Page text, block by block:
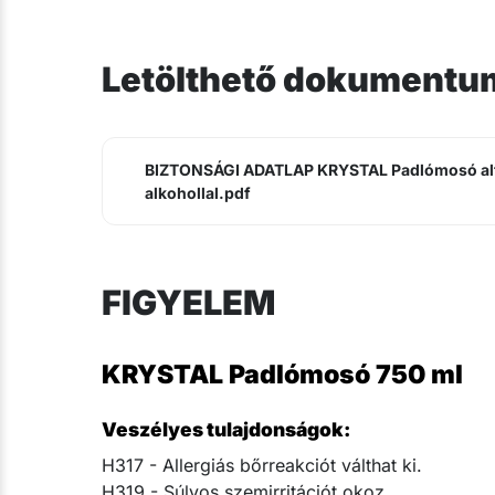
Letölthető
BIZTONSÁGI ADATLAP KRYSTAL Padlómosó
alkohollal.pdf
FIGYELEM
KRYSTAL Padlómosó 750 ml
Veszélyes tulajdonságok:
H317 - Allergiás bőrreakciót válthat ki.